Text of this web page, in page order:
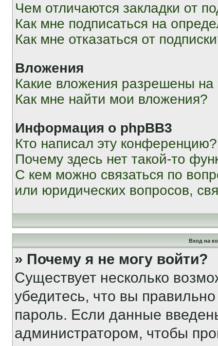
Чем отличаются закладки от
Как мне подписаться на
Как мне отказаться от
Вложения
Какие вложения разрешены
Как мне найти мои вложения?
Информация о phpBB3
Кто написал эту конференцию?
Почему здесь нет такой-то
С кем можно связаться по
или юридических вопросов,
Вход на
» Почему я не могу войти?
Существует несколько
убедитесь, что вы
пароль. Если данные
администратором, чтобы